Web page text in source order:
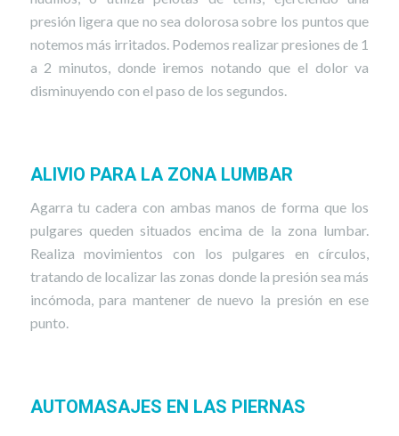
presión ligera que no sea dolorosa sobre los puntos que
notemos más irritados. Podemos realizar presiones de 1
a 2 minutos, donde iremos notando que el dolor va
disminuyendo con el paso de los segundos.
ALIVIO PARA LA ZONA LUMBAR
Agarra tu cadera con ambas manos de forma que los
pulgares queden situados encima de la zona lumbar.
Realiza movimientos con los pulgares en círculos,
tratando de localizar las zonas donde la presión sea más
incómoda, para mantener de nuevo la presión en ese
punto.
AUTOMASAJES EN LAS PIERNAS